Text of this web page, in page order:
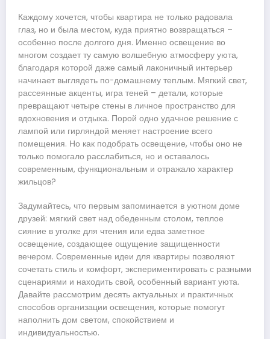
Каждому хочется, чтобы квартира не только радовала
глаз, но и была местом, куда приятно возвращаться –
особенно после долгого дня. Именно освещение во
многом создает ту самую волшебную атмосферу уюта,
благодаря которой даже самый лаконичный интерьер
начинает выглядеть по-домашнему теплым. Мягкий свет,
рассеянные акценты, игра теней – детали, которые
превращают четыре стены в личное пространство для
вдохновения и отдыха. Порой одно удачное решение с
лампой или гирляндой меняет настроение всего
помещения. Но как подобрать освещение, чтобы оно не
только помогало расслабиться, но и оставалось
современным, функциональным и отражало характер
жильцов?
Задумайтесь, что первым запоминается в уютном доме
друзей: мягкий свет над обеденным столом, теплое
сияние в уголке для чтения или едва заметное
освещение, создающее ощущение защищенности
вечером. Современные идеи для квартиры позволяют
сочетать стиль и комфорт, экспериментировать с разными
сценариями и находить свой, особенный вариант уюта.
Давайте рассмотрим десять актуальных и практичных
способов организации освещения, которые помогут
наполнить дом светом, спокойствием и
индивидуальностью.